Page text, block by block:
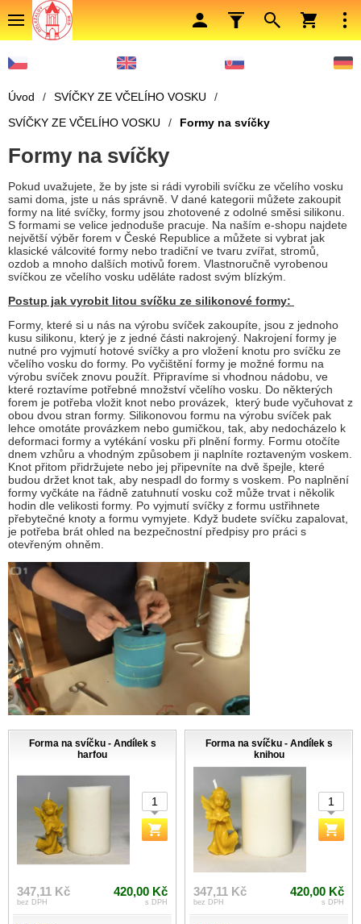
Úvod / SVÍČKY ZE VČELÍHO VOSKU
/
SVÍČKY ZE VČELÍHO VOSKU
/ Formy na svíčky
Formy na svíčky
Pokud uvažujete, že by jste si rádi vyrobili svíčku ze včelího vosku
sami doma, jste u nás správně. V dané kategorii můžete zakoupit
formy na lité svíčky, formy jsou zhotovené z odolné směsi silikonu.
S formami se velice jednoduše pracuje. Na naším e-shopu najdete
největší výběr forem v České Republice a můžete si vybrat jak
klasické válcovité formy nebo tradiční ve tvaru zvířat, stromů,
ozdob a mnoho dalších motivů forem. Vlastnoručně vyrobenou
svíčkou ze včelího vosku uděláte radost svým blízkým.
Postup jak vyrobit litou svíčku ze silikonové formy:
Formy, které si u nás na výrobu svíček zakoupíte, jsou z jednoho
kusu silikonu, který je z jedné části nakrojený. Nakrojení formy je
nutné pro vyjmutí hotové svíčky a pro vložení knotu pro svíčku ze
včelího vosku do formy. Po vyčištění formy je možné formu na
výrobu svíček znovu použít. Připravíme si vhodnou nádobu, ve
které roztavíme potřebné množství včelího vosku. Do některých
forem je potřeba vložit knot nebo provázek, který bude vyčuhovat z
obou dvou stran formy. Silikonovou formu na výrobu svíček pak
lehce omotáte provázkem nebo gumičkou, tak, aby nedocházelo k
deformaci formy a vytékání vosku při plnění formy. Formu otočíte
dnem vzhůru a vhodným způsobem ji naplníte roztaveným voskem.
Knot přitom přidržujete nebo jej připevníte na dvě špejle, které
budou držet knot tak, aby nespadl do formy s voskem. Po naplnění
formy vyčkáte na řádně zatuhnutí vosku což může trvat i několik
hodin dle velikosti formy. Po vyjmutí svíčky z formu ustřihnete
přebytečné knoty a formu vymyjete. Když budete svíčku zapalovat,
je potřeba brát ohled na bezpečnostní předpisy pro práci s
otevřeným ohněm.
Forma na svíčku - Andílek s
harfou
347,11 Kč
bez DPH
420,00 Kč
s DPH
Forma na svíčku - Andílek s
knihou
347,11 Kč
bez DPH
420,00 Kč
s DPH